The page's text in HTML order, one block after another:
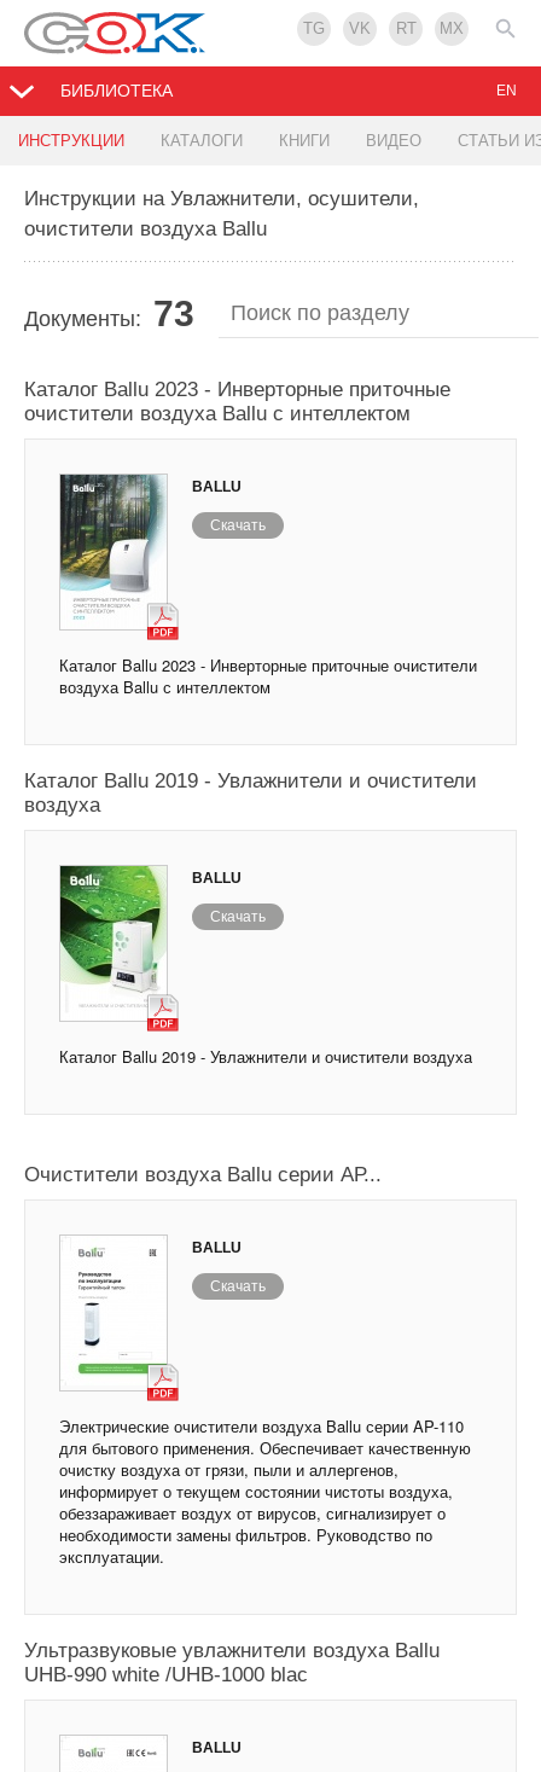
TG VK RT MX
БИБЛИОТЕКА
ИНСТРУКЦИИ КАТАЛОГИ КНИГИ ВИДЕО СТАТЬИ
EN
Инструкции на Увлажнители, осушители,
очистители воздуха Ballu
Документы: 73
Каталог Ballu 2023 - Инверторные приточные
очистители воздуха Ballu с интеллектом
BALLU
Скачать
Каталог Ballu 2023 - Инверторные приточные очистители
воздуха Ballu с интеллектом
Каталог Ballu 2019 - Увлажнители и очистители
воздуха
BALLU
Скачать
Каталог Ballu 2019 - Увлажнители и очистители воздуха
Очистители воздуха Ballu серии АР...
BALLU
Скачать
Электрические очистители воздуха Ballu серии AP-110
для бытового применения. Обеспечивает качественную
очистку воздуха от грязи, пыли и аллергенов,
информирует о текущем состоянии чистоты воздуха,
обеззараживает воздух от вирусов, сигнализирует о
необходимости замены фильтров. Руководство по
эксплуатации.
Ультразвуковые увлажнители воздуха Ballu
UHB-990 white /UHB-1000 blac
BALLU